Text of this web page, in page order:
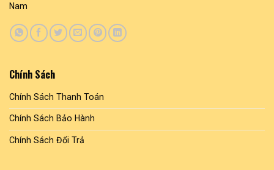
Nam
Chính Sách
Chính Sách Thanh Toán
Chính Sách Bảo Hành
Chính Sách Đổi Trả